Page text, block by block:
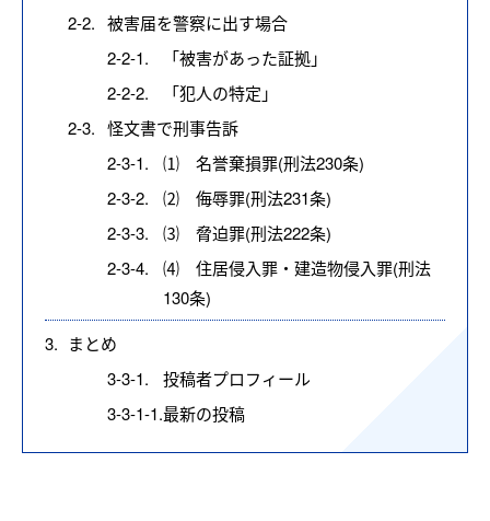
2-2. 被害届を警察に出す場合
2-2-1.
「被害があった証拠」
2-2-2.
「犯人の特定」
2-3. 怪文書で刑事告訴
2-3-1.
⑴ 名誉棄損罪(刑法230条)
2-3-2.
⑵ 侮辱罪(刑法231条)
2-3-3.
⑶ 脅迫罪(刑法222条)
2-3-4.
⑷ 住居侵入罪・建造物侵入罪(刑法
130条)
3. まとめ
3-3-1.
投稿者プロフィール
3-3-1-1.最新の投稿